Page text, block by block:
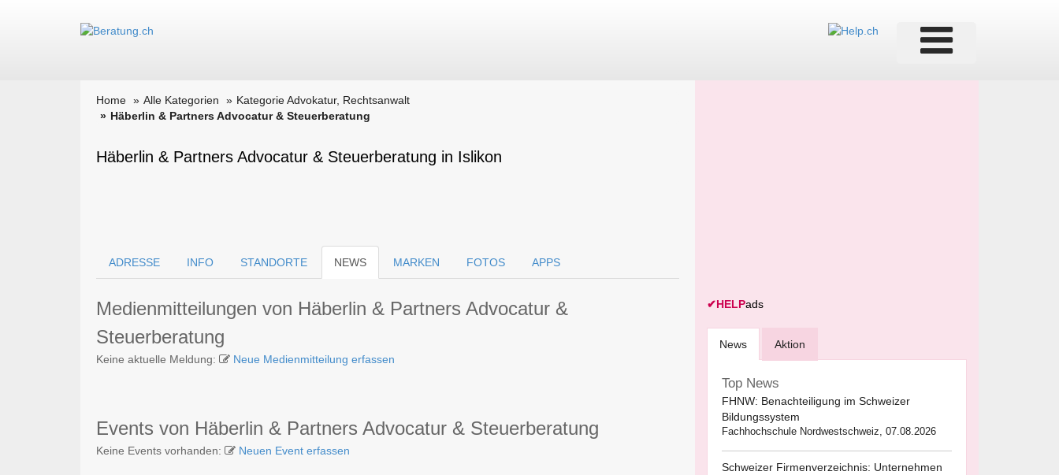
Home Alle Kategorien
Kategorie Advokatur, Rechtsanwalt
Häberlin & Partners Advocatur & Steuerberatung
Häberlin & Partners Advocatur & Steuerberatung in Islikon
ADRESSE INFO STANDORTE NEWS MARKEN FOTOS APPS
Medienmitteilungen von Häberlin & Partners Advocatur &
Steuerberatung
Keine aktuelle Meldung: Neue Medienmitteilung erfassen
Events von Häberlin & Partners Advocatur & Steuerberatung
Keine Events vorhanden: Neuen Event erfassen
✔HELPads
News Aktion
Top News
FHNW: Benachteiligung im Schweizer
Bildungssystem
Fachhochschule Nordwestschweiz, 07.08.2026
Schweizer Firmenverzeichnis: Unternehmen